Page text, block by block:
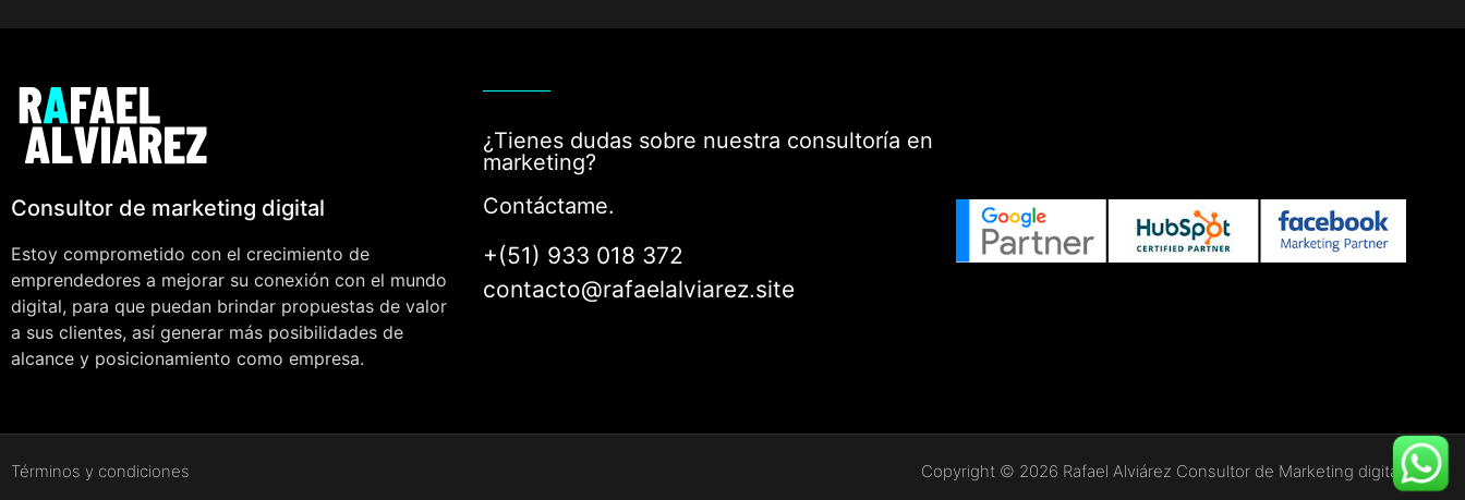
Consultor de marketing digital
Estoy comprometido con el crecimiento de
emprendedores a mejorar su conexión con el mundo
digital, para que puedan brindar propuestas de valor
a sus clientes, así generar más posibilidades de
alcance y posicionamiento como empresa.
¿Tienes dudas sobre nuestra consultoría en
marketing?
Contáctame.
+(51) 933 018 372
contacto@rafaelalviarez.site
Términos y condiciones Copyright © 2026 Rafael Alviárez Consultor de Marketing digital.